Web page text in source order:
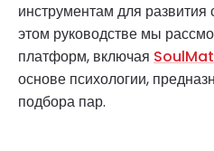
инструментам для
этом руководстве мы
платформ, включая
основе психологии,
подбора пар.